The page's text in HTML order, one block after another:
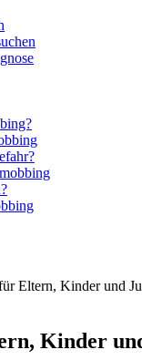
Eltern, Kinder und
Kinder